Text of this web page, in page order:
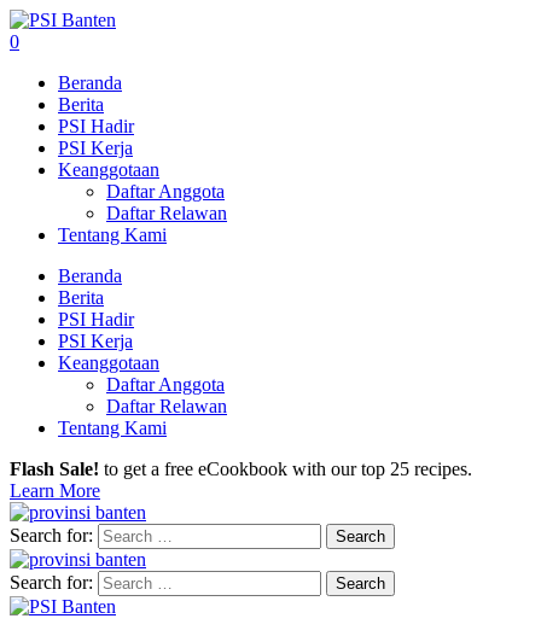
0
Beranda
Berita
PSI Hadir
PSI Kerja
Keanggotaan
Daftar Anggota
Daftar Relawan
Tentang Kami
Beranda
Berita
PSI Hadir
PSI Kerja
Keanggotaan
Daftar Anggota
Daftar Relawan
Tentang Kami
Flash Sale! to get a free eCookbook with our top 25 recipes.
Learn More
Search for:
Search for: